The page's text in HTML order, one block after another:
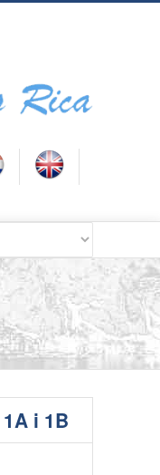
i 1B